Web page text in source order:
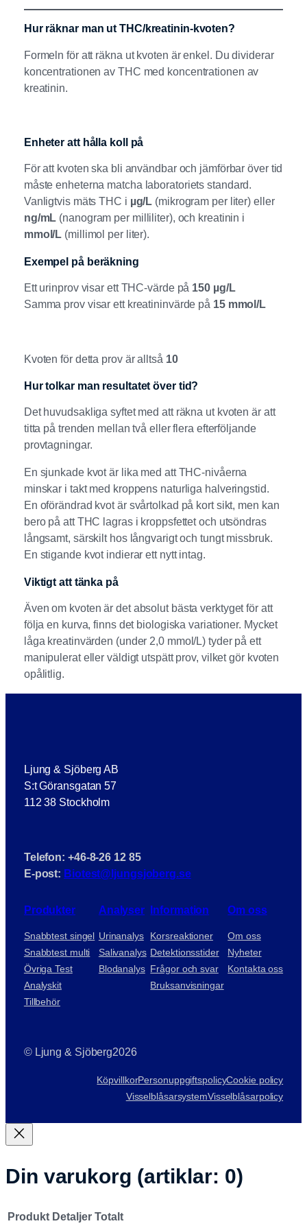
Hur räknar man ut THC/kreatinin-kvoten?
Formeln för att räkna ut kvoten är enkel. Du dividerar
koncentrationen av THC med koncentrationen av
kreatinin.
Enheter att hålla koll på
För att kvoten ska bli användbar och jämförbar över tid
måste enheterna matcha laboratoriets standard.
Vanligtvis mäts THC i µg/L (mikrogram per liter) eller
ng/mL (nanogram per milliliter), och kreatinin i
mmol/L (millimol per liter).
Exempel på beräkning
Ett urinprov visar ett THC-värde på 150 µg/L
Samma prov visar ett kreatininvärde på 15 mmol/L
Kvoten för detta prov är alltså 10
Hur tolkar man resultatet över tid?
Det huvudsakliga syftet med att räkna ut kvoten är att
titta på trenden mellan två eller flera efterföljande
provtagningar.
En sjunkade kvot är lika med att THC-nivåerna
minskar i takt med kroppens naturliga halveringstid.
En oförändrad kvot är svårtolkad på kort sikt, men kan
bero på att THC lagras i kroppsfettet och utsöndras
långsamt, särskilt hos långvarigt och tungt missbruk.
En stigande kvot indierar ett nytt intag.
Viktigt att tänka på
Även om kvoten är det absolut bästa verktyget för att
följa en kurva, finns det biologiska variationer. Mycket
låga kreatinvärden (under 2,0 mmol/L) tyder på ett
manipulerat eller väldigt utspätt prov, vilket gör kvoten
opålitlig.
Ljung & Sjöberg AB
S:t Göransgatan 57
112 38 Stockholm
Telefon: +46-8-26 12 85
E-post: Biotest@ljungsjoberg.se
Produkter
Snabbtest singel
Snabbtest multi
Övriga Test
Analyskit
Tillbehör
Analyser
Urinanalys
Salivanalys
Blodanalys
Information
Korsreaktioner
Detektionsstider
Frågor och svar
Bruksanvisningar
Om oss
Om oss
Nyheter
Kontakta oss
© Ljung & Sjöberg2026
KöpvillkorPersonuppgiftspolicyCookie policy
VisselblåsarsystemVisselblåsarpolicy
Din varukorg (artiklar: 0)
Produkt Detaljer Totalt